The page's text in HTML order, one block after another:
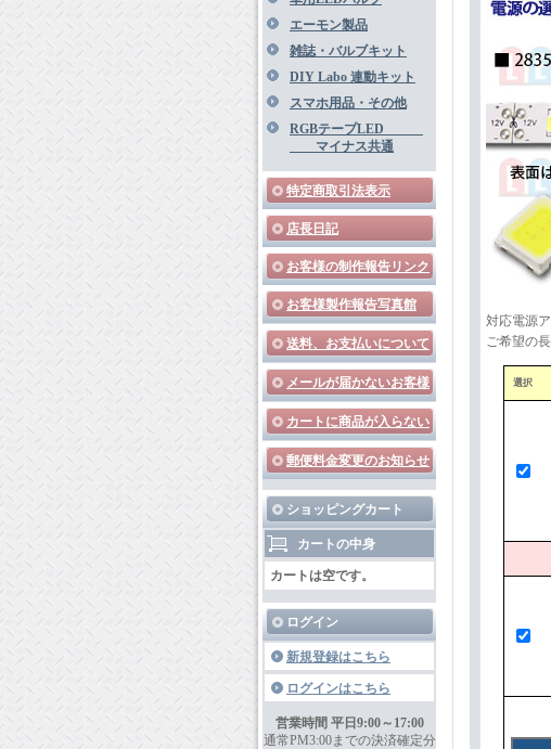
エーモン製品
雑誌・バルブキット
DIY Labo 連動キット
スマホ用品・その他
RGBテープLED
マイナス共通
特定商取引法表示
店長日記
お客様の制作報告リンク
お客様製作報告写真館
送料、お支払いについて
メールが届かないお客様
カートに商品が入らない
郵便料金変更のお知らせ
ショッピングカート
カートの中身
カートは空です。
ログイン
新規登録はこちら
ログインはこちら
営業時間 平日9:00～17:00
通常PM3:00までの決済確定分
対応電源
ご希望の
選択